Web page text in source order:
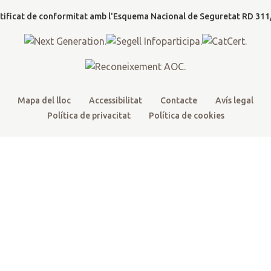
o
k
a
m
Mapa del lloc Accessibilitat Contacte
Avís legal
Política de privacitat
Política de cookies
t